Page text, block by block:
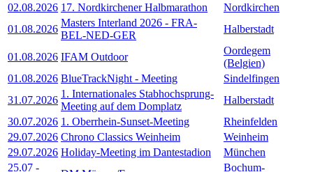
02.08.2026 17. Nordkirchener Halbmarathon
Nordkirchen
01.08.2026
Masters Interland 2026 - FRA-
BEL-NED-GER
Halberstadt
01.08.2026 IFAM Outdoor
Oordegem
(Belgien)
01.08.2026 BlueTrackNight - Meeting
Sindelfingen
31.07.2026
1. Internationales Stabhochsprung-
Meeting auf dem Domplatz
Halberstadt
30.07.2026 1. Oberrhein-Sunset-Meeting
Rheinfelden
29.07.2026 Chrono Classics Weinheim
Weinheim
29.07.2026 Holiday-Meeting im Dantestadion
München
25.07 - Bochum-